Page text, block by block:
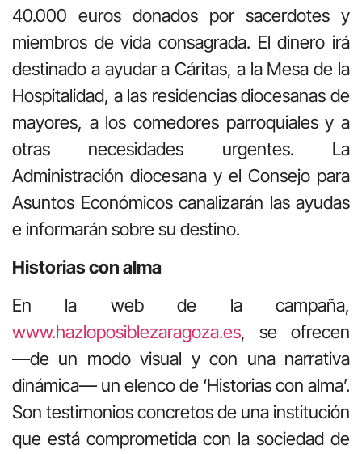
40.000 euros donados por sacerdotes y
miembros de vida consagrada. El dinero irá
destinado a ayudar a Cáritas, a la Mesa de la
Hospitalidad, a las residencias diocesanas de
mayores, a los comedores parroquiales y a
otras necesidades urgentes. La
Administración diocesana y el Consejo para
Asuntos Económicos canalizarán las ayudas
e informarán sobre su destino.
Historias con alma
En la web de la campaña,
www.hazloposiblezaragoza.es, se ofrecen
—de un modo visual y con una narrativa
dinámica— un elenco de ‘Historias con alma’.
Son testimonios concretos de una institución
que está comprometida con la sociedad de